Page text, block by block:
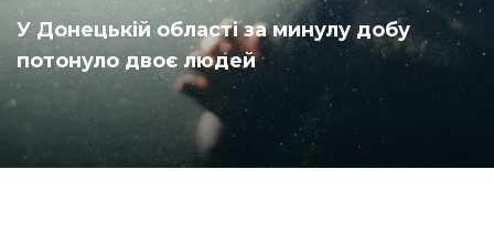
У Донецькій області за минулу добу
потонуло двоє людей